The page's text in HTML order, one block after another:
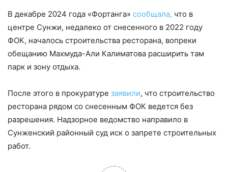
В декабре 2024 года «Фортанга» сообщала, что в
центре Сунжи, недалеко от снесенного в 2022 году
ФОК, началось строительства ресторана, вопреки
обещанию Махмуда-Али Калиматова расширить там
парк и зону отдыха.
После этого в прокуратуре заявили, что строительство
ресторана рядом со снесенным ФОК ведется без
разрешения. Надзорное ведомство направило в
Сунженский районный суд иск о запрете строительных
работ.